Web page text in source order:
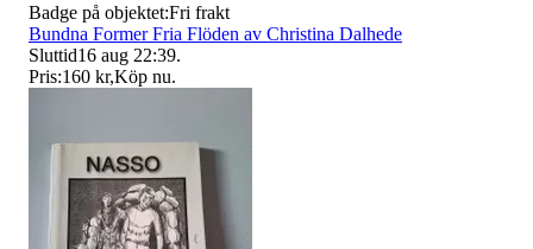
Badge på objektet:Fri frakt
Bundna Former Fria Flöden av Christina Dalhede
Sluttid16 aug 22:39.
Pris:160 kr,Köp nu.